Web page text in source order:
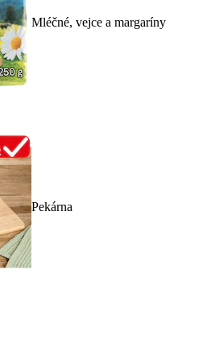
Mléčné, vejce a margaríny
Pekárna